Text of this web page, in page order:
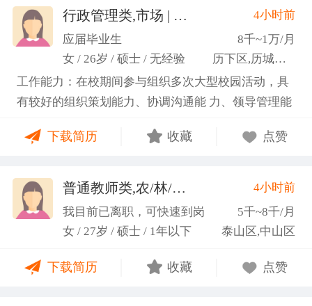
行政管理类,市场 | 媒介 | 广告 | 设计,人事/行政/后勤
4小时前
应届毕业生
8千~1万/月
女 / 26岁 / 硕士 / 无经验
历下区,历城区,市中区
工作能力：在校期间参与组织多次大型校园活动，具
有较好的组织策划能力、协调沟通能 力、领导管理能
务； 学习能力：有清晰的自我定位，能够很好地吸纳
做事认真细心，具有较强的执行力、高度敬业精神、
良好的职业操 守和团队协作精神。
下载简历 收藏 点赞
普通教师类,农/林/牧/渔业 (张卓璐)4小时前
我目前已离职，可快速到岗
5千~8千/月
女 / 27岁 / 硕士 / 1年以下
泰山区,中山区
下载简历 收藏 点赞